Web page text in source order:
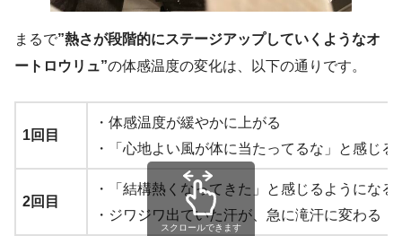
まるで”熱さが段階的にステージアップしていくようなオ
ートロウリュ”の体感温度の変化は、以下の通りです。
1回目
・体感温度が緩やかに上がる
・「心地よい風が体に当たってるな」と感じる
2回目
・「結構熱くなってきた」と感じるようになる
・ジワジワ出ていた汗が、急に滝汗に変わる
スクロールできます